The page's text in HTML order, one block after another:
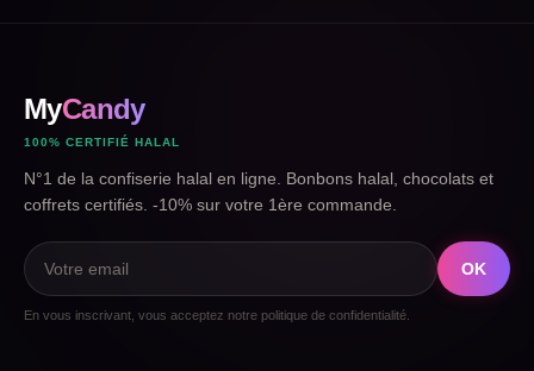
MyCandy
100% CERTIFIÉ HALAL
N°1 de la confiserie halal en ligne. Bonbons halal, chocolats et
coffrets certifiés. -10% sur votre 1ère commande.
OK
En vous inscrivant, vous acceptez notre politique de confidentialité.